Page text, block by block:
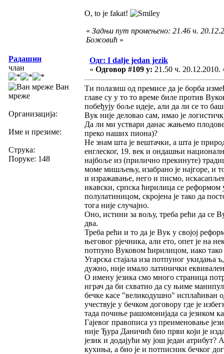
O, to je fakat!
« Задњи пут промењено: 21.46 ч.
Божовић »
Радашин
члан
Ван
мреже
Организација:
Име и презиме:
Струка:
Поруке: 148
Одг: I dalje jedan jezik
« Одговор #109 у: 21.50 ч. 20.12.2010.
Ти полазиш од премисе да је борба
главе су у то то време биле против
побеђују боље идеје, али да ли се то
Вук није деловао сам, имао је
Да ли ми уствари данас жањемо
преко наших пиона)?
Не знам шта је вештачки, а шта је
енглеског, 19. век и ондашњи
најбоље из (прилично прекинуте)
моме мишљењу, изабрано је најгоре, и
и изражавање, него и писмо,
икавски, српска ћирилица се реформом
полулатиницом, скројена је тако да
тога није случајно.
Оно, истини за вољу, треба рећи да се
два.
Треба рећи и то да је Вук у својој
његовог рјечника, али ето, опет је на
потпуно Вуковом ћирилицом, иако тако
Угарска стајала иза потпуног укидања
дужно, није имало латинички
О имену језика смо много страница
играч да би схватио да су њиме
бечке касе "великодушно" исплаћиван
учествује у бечком договору где је
тада почиње рашомонијада са језиком
Гајевог правописа уз преименовање
није Ђура Даничић био први који је
језик и додајући му још један
кухиња, а био је и потписник бечког